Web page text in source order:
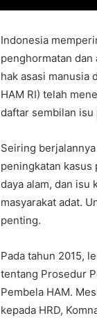
Indonesia
penghormatan
hak asasi manusia
HAM RI) telah
daftar sembilan
Seiring
peningkatan kasus
daya alam, dan isu
masyarakat adat.
penting.
Pada tahun 2015,
tentang Prosedur
Pembela HAM.
kepada HRD,